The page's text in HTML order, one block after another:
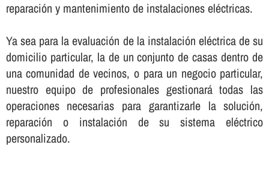
reparación y mantenimiento de instalaciones eléctricas.
Ya sea para la evaluación de la instalación eléctrica de su
domicilio particular, la de un conjunto de casas dentro de
una comunidad de vecinos, o para un negocio particular,
nuestro equipo de profesionales gestionará todas las
operaciones necesarias para garantizarle la solución,
reparación o instalación de su sistema eléctrico
personalizado.